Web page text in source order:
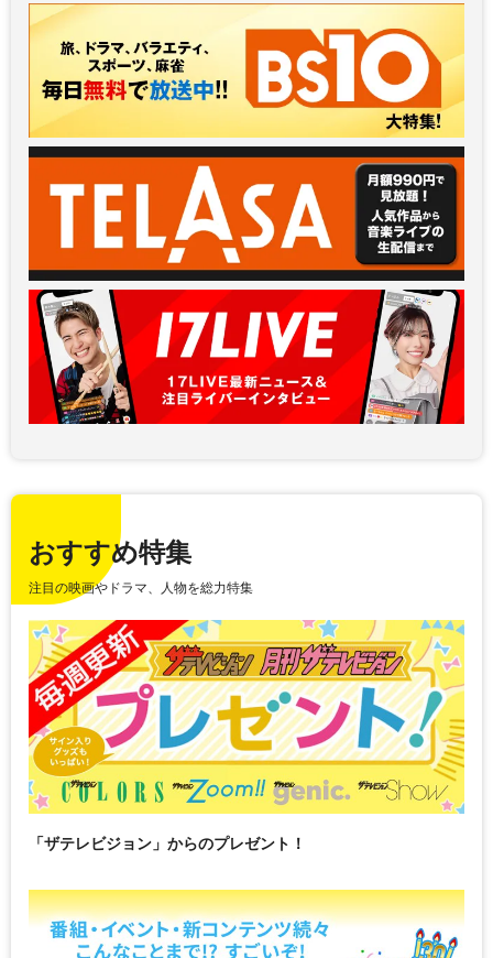
おすすめ特集
注目の映画やドラマ、人物を総力特集
「ザテレビジョン」からのプレゼント！